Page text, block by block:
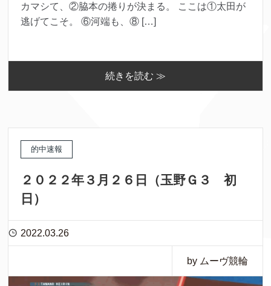
カマシて、②脇本の捲りが決まる。 ここは①太田が
逃げてこそ。 ⑥河端も、⑧ […]
続きを読む ≫
的中速報
２０２２年３月２６日（玉野Ｇ３ 初
日）
2022.03.26
by ムーヴ競輪